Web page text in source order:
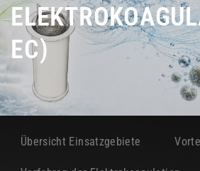
EC)
Übersicht Einsatzgebiete